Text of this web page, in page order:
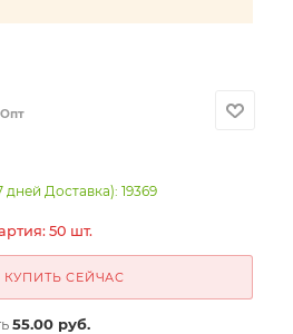
Опт
Доставка): 19369
50 шт.
КУПИТЬ СЕЙЧАС
55.00 руб.